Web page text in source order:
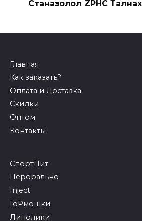
Станазолол ZPHC Талнах
Главная
Как заказать?
Оплата и Доставка
Скидки
Оптом
Контакты
СпортПит
Перорально
Inject
ГоРмошки
Липолики